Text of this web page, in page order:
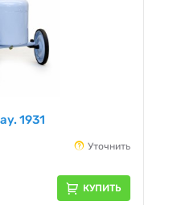
1931
Уточнить
КУПИТЬ